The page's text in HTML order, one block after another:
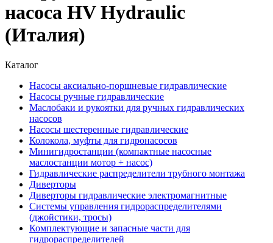
насоса HV Hydraulic
(Италия)
Каталог
Насосы аксиально-поршневые гидравлические
Насосы ручные гидравлические
Маслобаки и рукоятки для ручных гидравлических
насосов
Насосы шестеренные гидравлические
Колокола, муфты для гидронасосов
Минигидростанции (компактные насосные
маслостанции мотор + насос)
Гидравлические распределители трубного монтажа
Диверторы
Диверторы гидравлические электромагнитные
Системы управления гидрораспределителями
(джойстики, тросы)
Комплектующие и запасные части для
гидрораспределителей